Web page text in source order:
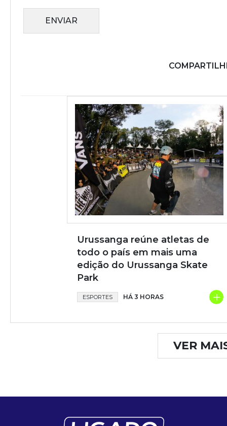
ENVIAR
Urussanga reúne atletas de
todo o país em mais uma
edição do Urussanga Skate
Park
ESPORTES HÁ 3 HORAS +
VER